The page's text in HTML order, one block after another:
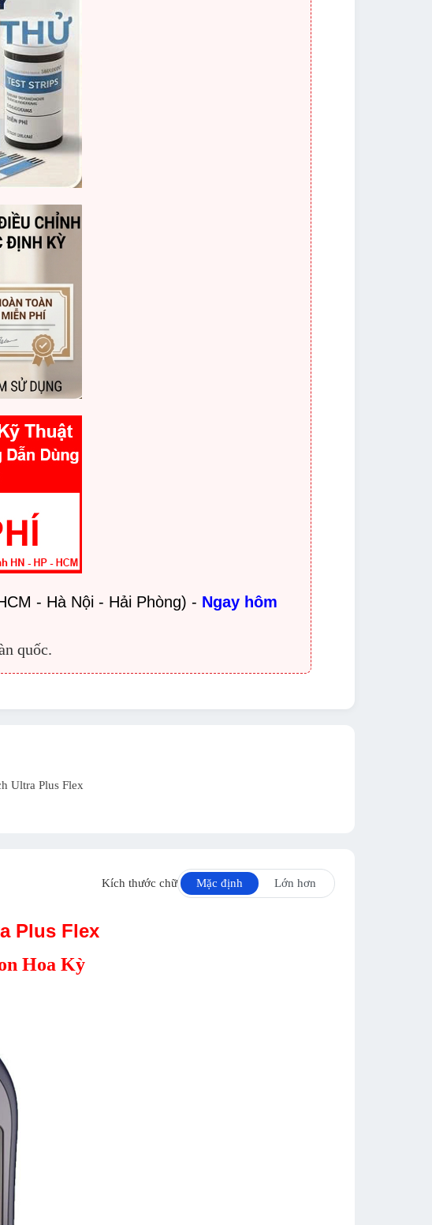
- Hà Nội - Hải Phòng) - Ngay hôm
quốc.
Ultra Plus Flex
Kích thước chữ Mặc định Lớn hơn
Plus Flex
Hoa Kỳ